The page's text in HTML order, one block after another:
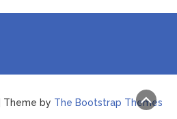
| Theme by The Bootstrap Themes